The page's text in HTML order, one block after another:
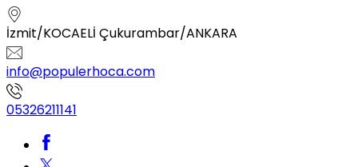
İzmit/KOCAELİ Çukurambar/ANKARA
info@populerhoca.com
05326211141